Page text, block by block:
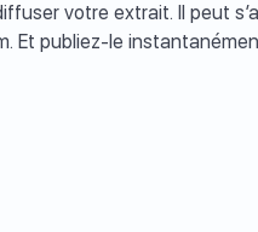
votre extrait. Il peut
Et publiez-le